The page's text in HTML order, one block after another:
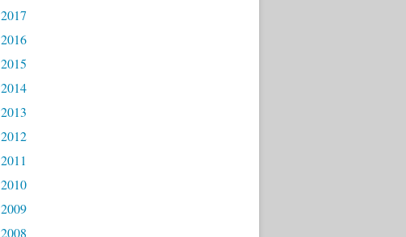
2017
2016
2015
2014
2013
2012
2011
2010
2009
2008